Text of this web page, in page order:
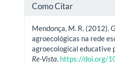
Como Citar
Mendonça, M. R. (2012).
agroecológicas na rede
agroecological educative
Re-Vista https://doi.org/